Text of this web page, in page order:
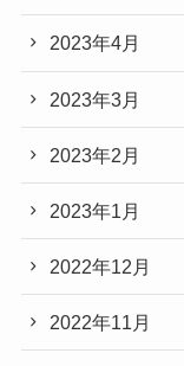
2023年4月
2023年3月
2023年2月
2023年1月
2022年12月
2022年11月